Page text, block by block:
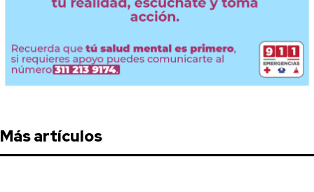
Más artículos